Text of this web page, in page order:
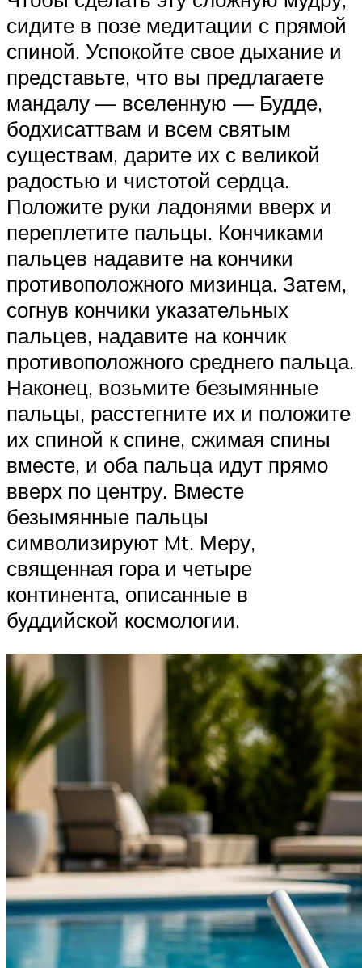
сидите в позе медитации с прямой
спиной. Успокойте свое дыхание и
представьте, что вы предлагаете
мандалу — вселенную — Будде,
бодхисаттвам и всем святым
существам, дарите их с великой
радостью и чистотой сердца.
Положите руки ладонями вверх и
переплетите пальцы. Кончиками
пальцев надавите на кончики
противоположного мизинца. Затем,
согнув кончики указательных
пальцев, надавите на кончик
противоположного среднего пальца.
Наконец, возьмите безымянные
пальцы, расстегните их и положите
их спиной к спине, сжимая спины
вместе, и оба пальца идут прямо
вверх по центру. Вместе
безымянные пальцы
символизируют Mt. Меру,
священная гора и четыре
континента, описанные в
буддийской космологии.